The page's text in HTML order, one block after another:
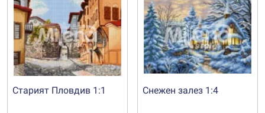
Старият Пловдив 1:1 Снежен залез 1:4